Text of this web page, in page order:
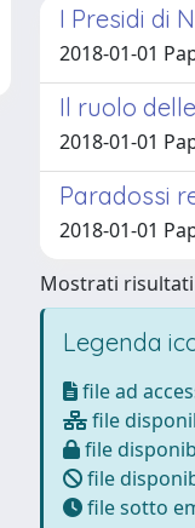
I Presidi di
2018-01-01
Il ruolo
2018-01-01
Paradossi
2018-01-01
Mostrati risultati
Legenda
file ad
file
file
file
file sotto